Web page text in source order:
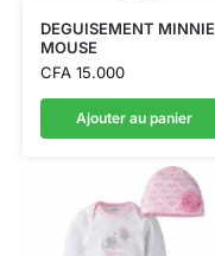
DEGUISEMENT MINNIE
MOUSE
CFA15.000
Ajouter au panier